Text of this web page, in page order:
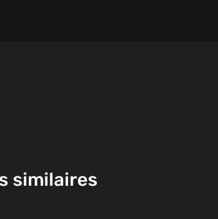
similaires